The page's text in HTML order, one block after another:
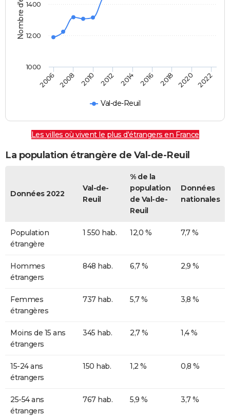
Val-de-Reuil
2006 2008 2010 2012 2014 2016 2018 2020 2022
1200
1400
1000
Les villes où vivent le plus d'étrangers en France
La population étrangère de Val-de-Reuil
Données 2022
Val-de-
Reuil
% de la
population
de Val-de-
Reuil
Données
nationales
Population
étrangère
1 550 hab. 12,0 % 7,7 %
Hommes
étrangers
848 hab. 6,7 % 2,9 %
Femmes
étrangères
737 hab. 5,7 % 3,8 %
Moins de 15 ans
étrangers
345 hab. 2,7 % 1,4 %
15-24 ans
étrangers
150 hab. 1,2 % 0,8 %
25-54 ans
étrangers
767 hab. 5,9 % 3,7 %